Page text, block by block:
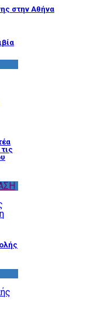
στην Αθήνα